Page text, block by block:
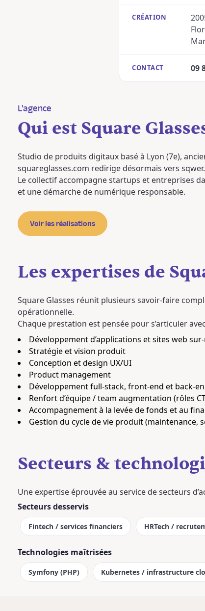
CRÉATION
CONTACT 09
L’agence
Qui est Square
Studio de produits digitaux basé à Lyon (7e),
squareglasses.com redirige désormais vers
Le collectif accompagne startups et entreprises
et une démarche de numérique responsable.
Voir les réalisations
Les expertises de
Square Glasses réunit plusieurs savoir-faire
opérationnelle.
Chaque prestation est pensée pour s’articuler
Développement d’applications et sites web
Stratégie et vision produit
Conception et design UX/UI
Product management
Développement full-stack, front-end et back-
Renfort d’équipe / team augmentation (rôles
Accompagnement à la levée de fonds et au
Gestion du cycle de vie produit (maintenance,
Secteurs &
Une expertise éprouvée au service de secteurs
Secteurs desservis
Fintech / services financiers HRTech /
Technologies maîtrisées
Symfony (PHP) Kubernetes / infrastructure